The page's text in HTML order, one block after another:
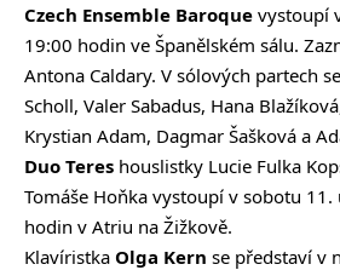
Czech Ensemble Baroque vystoupí
19:00 hodin ve Španělském sálu.
Antona Caldary. V sólových partech
Scholl, Valer Sabadus, Hana
Krystian Adam, Dagmar Šašková a
Duo Teres houslistky Lucie Fulka
Tomáše Hoňka vystoupí v sobotu 11.
hodin v Atriu na Žižkově.
Klavíristka Olga Kern se představí v